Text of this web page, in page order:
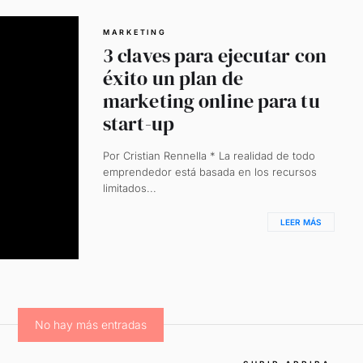
MARKETING
3 claves para ejecutar con
éxito un plan de
marketing online para tu
start-up
Por Cristian Rennella * La realidad de todo
emprendedor está basada en los recursos
limitados...
LEER MÁS
No hay más entradas